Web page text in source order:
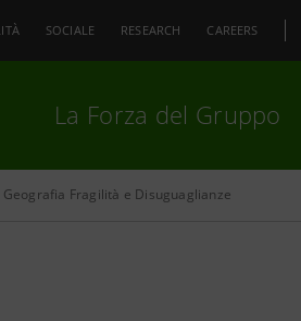
SOCIALE RESEARCH CAREERS
La Forza del Gruppo
Fragilità e Disuguaglianze